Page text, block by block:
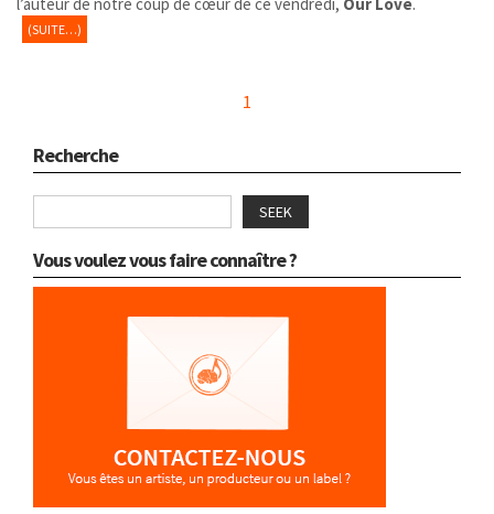
(SUITE…)
1
Recherche
SEEK
Vous voulez vous faire connaître ?